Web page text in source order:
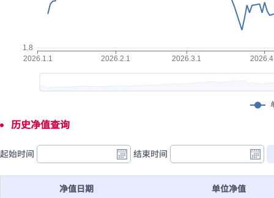
历史净值查询
起始时间 结束时间
净值日期 单位净值